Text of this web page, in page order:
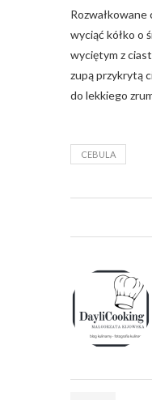
Rozwałkowane
wyciąć kółko o
wyciętym z
zupą przykrytą
do lekkiego
CEBULA